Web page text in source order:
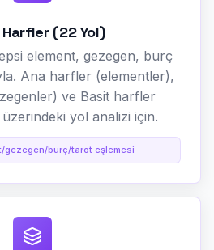
(22 Yol)
element, gezegen, burç
Ana harfler (elementler),
ve Basit harfler
yol analizi için.
gezegen/burç/tarot eşlemesi